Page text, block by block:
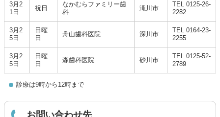
3月2
1日
祝日
なかむらファミリー歯
科
滝川市
TEL 0125-26-
2282
3月2
5日
日曜
日
舟山歯科医院 深川市
TEL 0164-23-
2255
3月2
5日
日曜
日
森歯科医院 砂川市
TEL 0125-52-
2789
診療は9時から12時まで
お問い合わせ先